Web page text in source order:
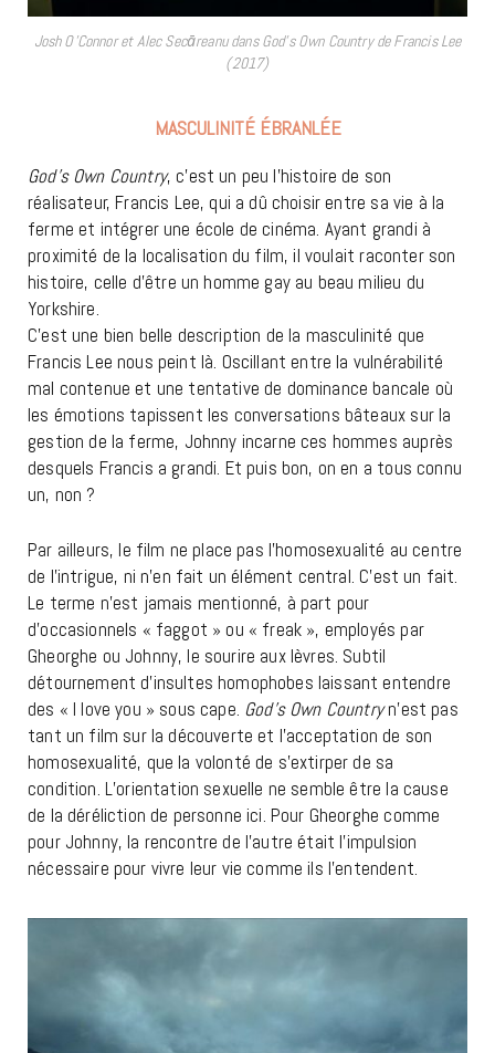
Josh O’Connor et Alec Secāreanu dans God’s Own Country de Francis Lee
(2017)
MASCULINITÉ ÉBRANLÉE
God’s Own Country, c’est un peu l’histoire de son
réalisateur, Francis Lee, qui a dû choisir entre sa vie à la
ferme et intégrer une école de cinéma. Ayant grandi à
proximité de la localisation du film, il voulait raconter son
histoire, celle d’être un homme gay au beau milieu du
Yorkshire.
C’est une bien belle description de la masculinité que
Francis Lee nous peint là. Oscillant entre la vulnérabilité
mal contenue et une tentative de dominance bancale où
les émotions tapissent les conversations bâteaux sur la
gestion de la ferme, Johnny incarne ces hommes auprès
desquels Francis a grandi. Et puis bon, on en a tous connu
un, non ?
Par ailleurs, le film ne place pas l’homosexualité au centre
de l’intrigue, ni n’en fait un élément central. C’est un fait.
Le terme n’est jamais mentionné, à part pour
d’occasionnels « faggot » ou « freak », employés par
Gheorghe ou Johnny, le sourire aux lèvres. Subtil
détournement d’insultes homophobes laissant entendre
des « I love you » sous cape. God’s Own Countryn’est pas
tant un film sur la découverte et l’acceptation de son
homosexualité, que la volonté de s’extirper de sa
condition. L’orientation sexuelle ne semble être la cause
de la déréliction de personne ici. Pour Gheorghe comme
pour Johnny, la rencontre de l’autre était l’impulsion
nécessaire pour vivre leur vie comme ils l’entendent.